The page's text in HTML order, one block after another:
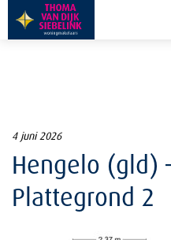
4 juni 2026
Hengelo (gld)
Plattegrond 2